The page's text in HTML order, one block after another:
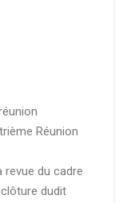
Réunion
du cadre
dudit